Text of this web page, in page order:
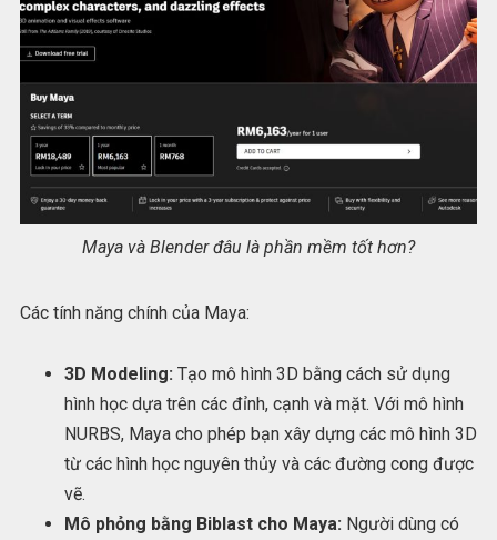
Maya và Blender đâu là phần mềm tốt hơn?
Các tính năng chính của Maya:
3D Modeling: Tạo mô hình 3D bằng cách sử dụng
hình học dựa trên các đỉnh, cạnh và mặt. Với mô hình
NURBS, Maya cho phép bạn xây dựng các mô hình 3D
từ các hình học nguyên thủy và các đường cong được
vẽ.
Mô phỏng bằng Biblast cho Maya: Người dùng có